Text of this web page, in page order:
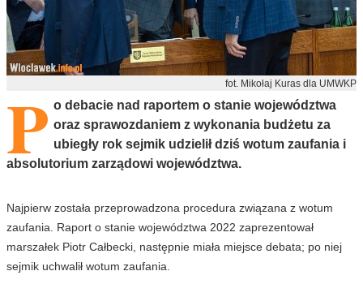
fot. Mikołaj Kuras dla UMWKP
P o debacie nad raportem o stanie województwa
oraz sprawozdaniem z wykonania budżetu za
ubiegły rok sejmik udzielił dziś wotum zaufania i
absolutorium zarządowi województwa.
Najpierw została przeprowadzona procedura związana z wotum
zaufania. Raport o stanie województwa 2022 zaprezentował
marszałek Piotr Całbecki, następnie miała miejsce debata; po niej
sejmik uchwalił wotum zaufania.